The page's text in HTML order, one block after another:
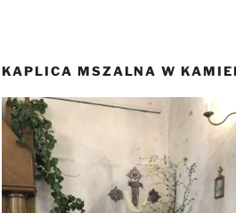
KAPLICA MSZALNA W